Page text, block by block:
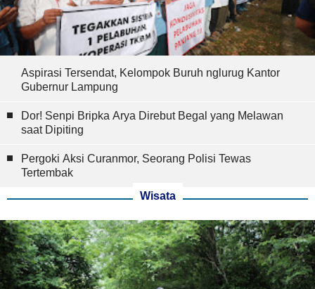
Aspirasi Tersendat, Kelompok Buruh nglurug Kantor
Gubernur Lampung
Dor! Senpi Bripka Arya Direbut Begal yang Melawan
saat Dipiting
Pergoki Aksi Curanmor, Seorang Polisi Tewas
Tertembak
Wisata